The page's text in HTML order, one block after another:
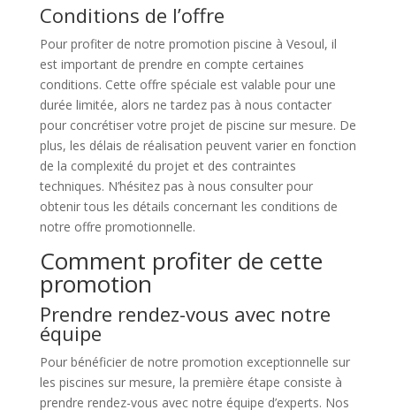
Conditions de l’offre
Pour profiter de notre promotion piscine à Vesoul, il
est important de prendre en compte certaines
conditions. Cette offre spéciale est valable pour une
durée limitée, alors ne tardez pas à nous contacter
pour concrétiser votre projet de piscine sur mesure. De
plus, les délais de réalisation peuvent varier en fonction
de la complexité du projet et des contraintes
techniques. N’hésitez pas à nous consulter pour
obtenir tous les détails concernant les conditions de
notre offre promotionnelle.
Comment profiter de cette
promotion
Prendre rendez-vous avec notre
équipe
Pour bénéficier de notre promotion exceptionnelle sur
les piscines sur mesure, la première étape consiste à
prendre rendez-vous avec notre équipe d’experts. Nos